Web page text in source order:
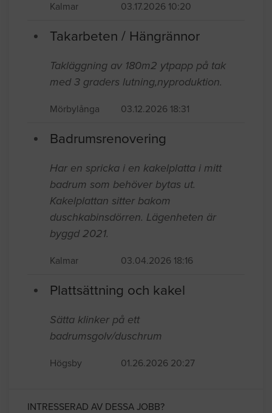
Kalmar 03.17.2026 10:20
Takarbeten / Hängrännor
Takläggning av 180m2 ytpapp på tak
med 3 graders lutning,nyproduktion.
Mörbylånga 03.12.2026 18:31
Badrumsrenovering
Har en spricka i en kakelplatta i mitt
badrum som behöver bytas ut.
Kakelplattan sitter bakom
duschkabinsdörren. Lägenheten är
byggd 2021.
Kalmar 03.04.2026 18:16
Plattsättning och kakel
Sätta klinker på ett
badrumsgolv/duschrum
Högsby 01.26.2026 20:27
INTRESSERAD AV DESSA JOBB?